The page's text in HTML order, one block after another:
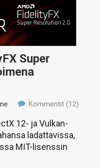
Super
Kommentit (12)
12- ja Vulkan-
ladattavissa,
MIT-lisenssin